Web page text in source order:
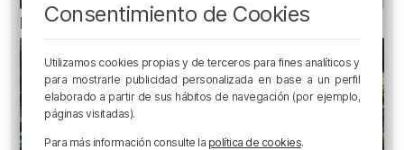
El bilbaíno que opta a un récord Guinness
Consentimiento de Cookies
Utilizamos cookies propias y de terceros para fines analíticos y
para mostrarle publicidad personalizada en base a un perfil
elaborado a partir de sus hábitos de navegación (por ejemplo,
páginas visitadas).
Para más información consulte la política de cookies.